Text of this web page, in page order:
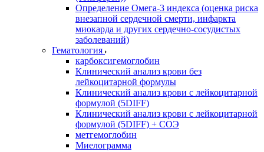
Определение Омега-3 индекса (оценка риска
внезапной сердечной смерти, инфаркта
миокарда и других сердечно-сосудистых
заболеваний)
Гематология
карбоксигемоглобин
Клинический анализ крови без
лейкоцитарной формулы
Клинический анализ крови с лейкоцитарной
формулой (5DIFF)
Клинический анализ крови с лейкоцитарной
формулой (5DIFF) + СОЭ
метгемоглобин
Миелограмма